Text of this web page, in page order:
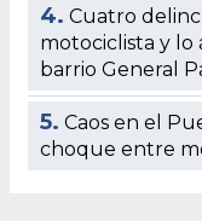
4. Cuatro
motociclista y lo
barrio General
5. Caos en el
choque entre